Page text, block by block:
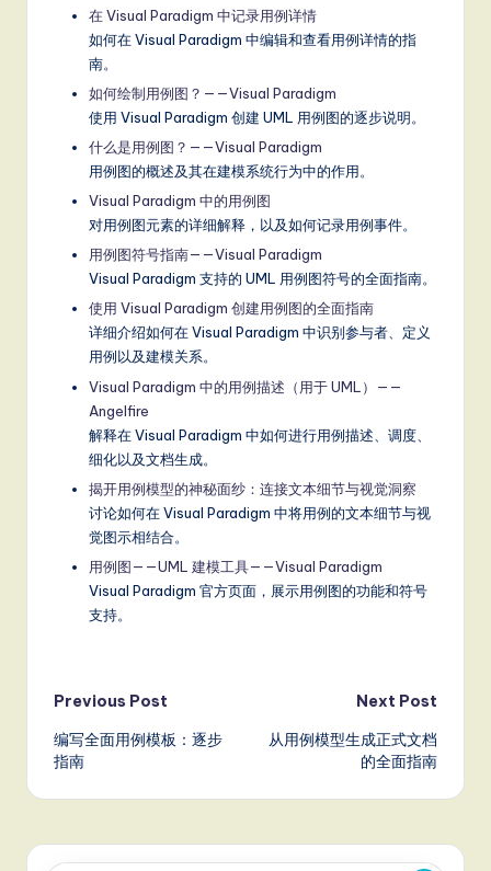
在 Visual Paradigm 中记录用例详情
如何在 Visual Paradigm 中编辑和查看用例详情的指
南。
如何绘制用例图？——Visual Paradigm
使用 Visual Paradigm 创建 UML 用例图的逐步说明。
什么是用例图？——Visual Paradigm
用例图的概述及其在建模系统行为中的作用。
Visual Paradigm 中的用例图
对用例图元素的详细解释，以及如何记录用例事件。
用例图符号指南——Visual Paradigm
Visual Paradigm 支持的 UML 用例图符号的全面指南。
使用 Visual Paradigm 创建用例图的全面指南
详细介绍如何在 Visual Paradigm 中识别参与者、定义
用例以及建模关系。
Visual Paradigm 中的用例描述（用于 UML）——
Angelfire
解释在 Visual Paradigm 中如何进行用例描述、调度、
细化以及文档生成。
揭开用例模型的神秘面纱：连接文本细节与视觉洞察
讨论如何在 Visual Paradigm 中将用例的文本细节与视
觉图示相结合。
用例图——UML 建模工具——Visual Paradigm
Visual Paradigm 官方页面，展示用例图的功能和符号
支持。
Post
navigation
Previous Post
编写全面用例模板：逐步
指南
Next Post
从用例模型生成正式文档
的全面指南